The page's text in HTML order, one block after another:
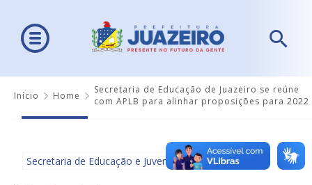
Início Home
Secretaria de Educação de Juazeiro se reúne
com APLB para alinhar proposições para 2022
Secretaria de Educação e Juventude - SEDUC